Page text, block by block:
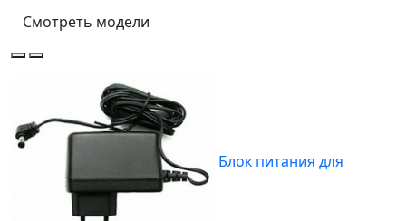
Смотреть модели
Блок питания для